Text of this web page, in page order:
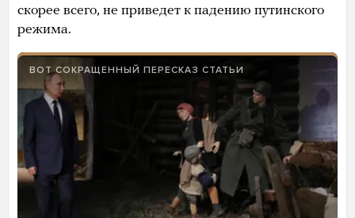
скорее всего, не приведет к падению путинского
режима.
ВОТ СОКРАЩЕННЫЙ ПЕРЕСКАЗ СТАТЬИ